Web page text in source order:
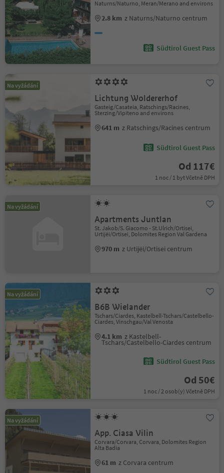
Naturns/Naturno, Meran/Merano and environs
2.8 km z Naturns/Naturno centrum
Südtirol Guest Pass
Na vyžádání
Lichtung Woldererhof
Gasteig/Casateia, Ratschings/Racines,
Sterzing/Vipiteno and environs
641 m z Ratschings/Racines centrum
Südtirol Guest Pass
Od 117€
1 noc / 1 byt Včetně DPH
Na vyžádání
Apartments Juntlan
St. Jakob/S. Giacomo - St.Ulrich/Ortisei,
Urtijëi/Ortisei, Dolomites Region Val Gardena
970 m z Urtijëi/Ortisei centrum
Na vyžádání
B6B Wielander
Tschars/Ciardes, Kastelbell-Tschars/Castelbello-
Ciardes, Vinschgau/Val Venosta
4.1 km z Kastelbell-
Tschars/Castelbello-Ciardes centrum
Südtirol Guest Pass
Od 50€
1 noc / 2 osob(y) Včetně DPH
Na vyžádání
App. Ciasa Vilin
Corvara/Corvara, Corvara, Dolomites Region
Alta Badia
61 m z Corvara centrum